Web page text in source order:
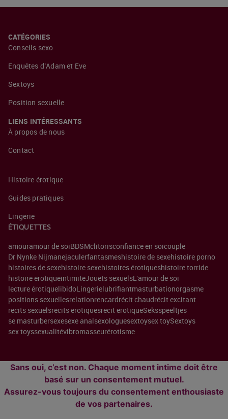
CATÉGORIES
Conseils sexo
Enquêtes d’Adam et Eve
Sextoys
Position sexuelle
LIENS INTÉRESSANTS
À propos de nous
Contact
Histoire érotique
Guides pratiques
Lingerie
ÉTIQUETTES
amouramour de soiBDSMclitorisconfiance en soicouple
Dr Nynke Nijmanejaculerfantasmeshistoire de sexehistoire porno
histoires de sexehistoire sexehistoires érotiqueshistoire torride
histoire érotiqueintimitéJouets sexuelsL'amour de soi
lecture érotiquelibidoLingerielubrifiantmasturbationorgasme
positions sexuellesrelationrencardrécit chaudrécit excitant
récits sexuelsrécits érotiquesrécit érotiqueSeksspeeltjes
se masturbersexesexe analsexologuesextoysex toySextoys
sex toyssexualitévibromasseurérotisme
Sans oui, c’est non. Chaque moment intime doit être
basé sur un consentement mutuel.
Assurez-vous toujours du consentement enthousiaste
de vos partenaires.